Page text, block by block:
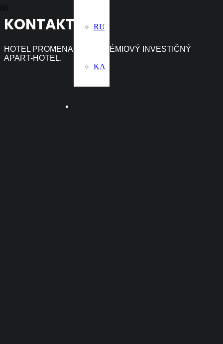
RU
KA
KONTAKT
HOTEL PROMENADE JE PRÉMIOVÝ INVESTIČNÝ
APART-HOTEL.